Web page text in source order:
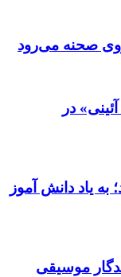
صحنه می‌رود
در
یاد دانش آموز
موسیقی